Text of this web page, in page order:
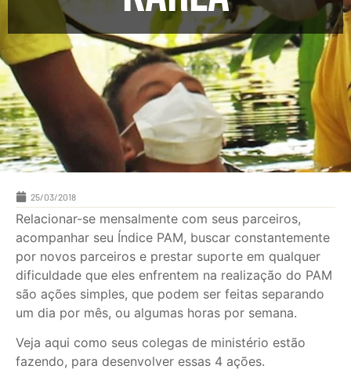
25/03/2018
Relacionar-se mensalmente com seus parceiros,
acompanhar seu Índice PAM, buscar constantemente
por novos parceiros e prestar suporte em qualquer
dificuldade que eles enfrentem na realização do PAM
são ações simples, que podem ser feitas separando
um dia por mês, ou algumas horas por semana.
Veja aqui como seus colegas de ministério estão
fazendo, para desenvolver essas 4 ações.